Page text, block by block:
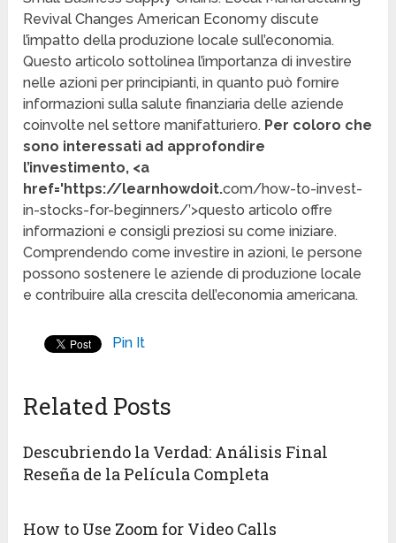
Revival Changes American Economy discute
l’impatto della produzione locale sull’economia.
Questo articolo sottolinea l’importanza di investire
nelle azioni per principianti, in quanto può fornire
informazioni sulla salute finanziaria delle aziende
coinvolte nel settore manifatturiero. Per coloro che
sono interessati ad approfondire
l’investimento, <a
href='https://learnhowdoit.com/how-to-invest-
in-stocks-for-beginners/’>questo articolo offre
informazioni e consigli preziosi su come iniziare.
Comprendendo come investire in azioni, le persone
possono sostenere le aziende di produzione locale
e contribuire alla crescita dell’economia americana.
Pin It
Related Posts
Descubriendo la Verdad: Análisis Final
Reseña de la Película Completa
How to Use Zoom for Video Calls